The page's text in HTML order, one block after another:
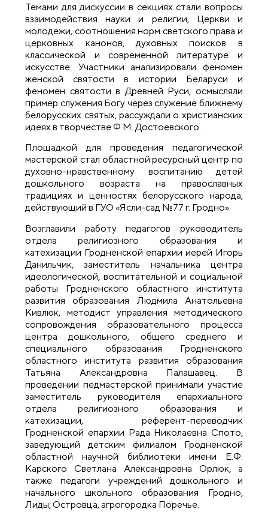
Темами для дискуссии в секциях стали вопросы
взаимодействия науки и религии, Церкви и
молодежи, соотношения норм светского права и
церковных канонов, духовных поисков в
классической и современной литературе и
искусстве. Участники анализировали феномен
женской святости в истории Беларуси и
феномен святости в Древней Руси, осмысляли
пример служения Богу через служение ближнему
белорусских святых, рассуждали о христианских
идеях в творчестве Ф.М. Достоевского.
Площадкой для проведения педагогической
мастерской стал областной ресурсный центр по
духовно-нравственному воспитанию детей
дошкольного возраста на православных
традициях и ценностях белорусского народа,
действующий в ГУО «Ясли-сад №77 г. Гродно».
Возглавили работу педагогов руководитель
отдела религиозного образования и
катехизации Гродненской епархии иерей Игорь
Данильчик, заместитель начальника центра
идеологической, воспитательной и социальной
работы Гродненского областного института
развития образования Людмила Анатольевна
Кивлюк, методист управления методического
сопровождения образовательного процесса
центра дошкольного, общего среднего и
специального образования Гродненского
областного института развития образования
Татьяна Александровна Палашавец. В
проведении педмастерской принимали участие
заместитель руководителя епархиального
отдела религиозного образования и
катехизации, референт-переводчик
Гродненской епархии Рада Николаевна Спото,
заведующий детским филиалом Гродненской
областной научной библиотеки имени Е.Ф.
Карского Светлана Александровна Орлюк, а
также педагоги учреждений дошкольного и
начального школьного образования Гродно,
Лиды, Островца, агрогородка Поречье.